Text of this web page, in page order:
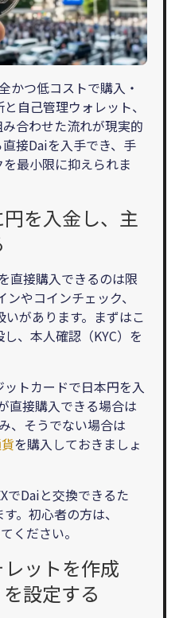
かつ低コストで購入・
自己管理ウォレット、
合わせた流れが現実的
接Daiを入手でき、手
最小限に抑えられま
を入金し、主
直接購入できるのは限
やコインチェック、
があります。まずはこ
、本人確認（KYC）を
トカードで日本円を入
直接購入できる場合は
、そうでない場合は
を購入しておきましょ
でDaiと交換できるた
。初心者の方は、
ください。
ットを作成
設定する